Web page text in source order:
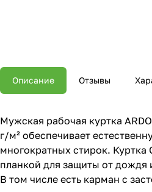
Описание Отзывы
Мужская рабочая куртка
г/м² обеспечивает
многократных стирок. Куртка
планкой для защиты от дождя
В том числе есть карман с